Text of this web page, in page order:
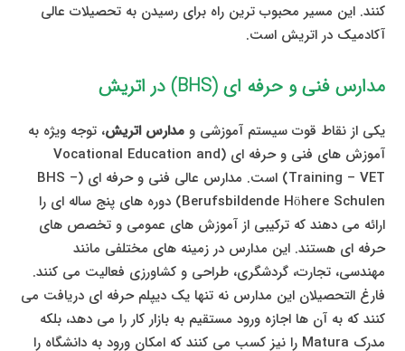
کنند. این مسیر محبوب ترین راه برای رسیدن به تحصیلات عالی
آکادمیک در اتریش است.
مدارس فنی و حرفه ای (BHS) در اتریش
یکی از نقاط قوت سیستم آموزشی ومدارس اتریش، توجه ویژه به
آموزش های فنی و حرفه ای (Vocational Education and
Training – VET) است. مدارس عالی فنی و حرفه ای (BHS –
Berufsbildende Höhere Schulen) دوره های پنج ساله ای را
ارائه می دهند که ترکیبی از آموزش های عمومی و تخصص های
حرفه ای هستند. این مدارس در زمینه های مختلفی مانند
مهندسی، تجارت، گردشگری، طراحی و کشاورزی فعالیت می کنند.
فارغ التحصیلان این مدارس نه تنها یک دیپلم حرفه ای دریافت می
کنند که به آن ها اجازه ورود مستقیم به بازار کار را می دهد، بلکه
مدرک Matura را نیز کسب می کنند که امکان ورود به دانشگاه را